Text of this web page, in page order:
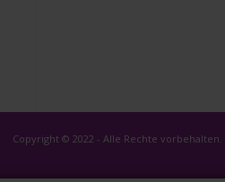
Copyright © 2022 - Alle Rechte vorbehalten.